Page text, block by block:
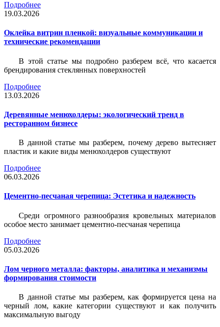
Подробнее
19.03.2026
Оклейка витрин пленкой: визуальные коммуникации и
технические рекомендации
В этой статье мы подробно разберем всё, что касается
брендирования стеклянных поверхностей
Подробнее
13.03.2026
Деревянные менюхолдеры: экологический тренд в
ресторанном бизнесе
В данной статье мы разберем, почему дерево вытесняет
пластик и какие виды менюхолдеров существуют
Подробнее
06.03.2026
Цементно-песчаная черепица: Эстетика и надежность
Среди огромного разнообразия кровельных материалов
особое место занимает цементно-песчаная черепица
Подробнее
05.03.2026
Лом черного металла: факторы, аналитика и механизмы
формирования стоимости
В данной статье мы разберем, как формируется цена на
черный лом, какие категории существуют и как получить
максимальную выгоду